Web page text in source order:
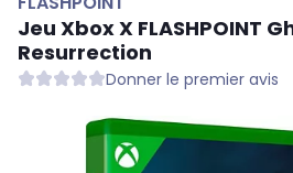
Jeu Xbox X FLASHPOINT
Resurrection
Donner le premier avis